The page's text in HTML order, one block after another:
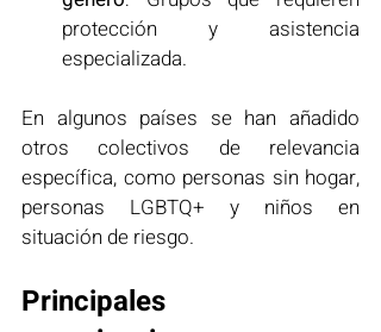
protección y asistencia
especializada.
En algunos países se han añadido
otros colectivos de relevancia
específica, como personas sin hogar,
personas LGBTQ+ y niños en
situación de riesgo.
Principales